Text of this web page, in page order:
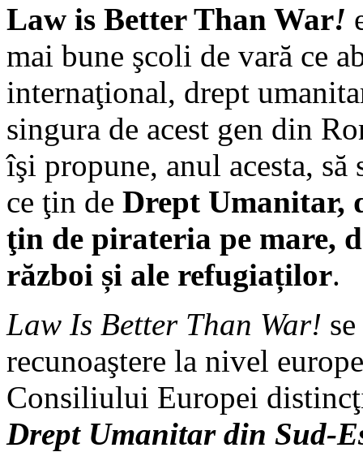
Law is Better Than War!
mai bune şcoli de vară ce
internaţional, drept
singura de acest gen din
îşi propune, anul acesta,
ce ţin de Drept Umanitar,
ţin de pirateria pe mare,
război și ale refugiaților.
Law Is Better Than War!
recunoaştere la nivel
Consiliului Europei
Drept Umanitar din Sud-